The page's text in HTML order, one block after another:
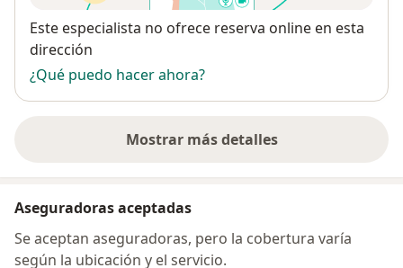
Disponibilidad
Este especialista no ofrece reserva online en esta
dirección
¿Qué puedo hacer ahora?
Mostrar más detalles
sobre la dirección
Aseguradoras aceptadas
Se aceptan aseguradoras, pero la cobertura varía
según la ubicación y el servicio.